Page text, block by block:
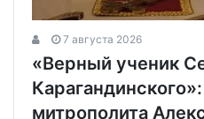
7 августа 2026
«Верный ученик
митрополита